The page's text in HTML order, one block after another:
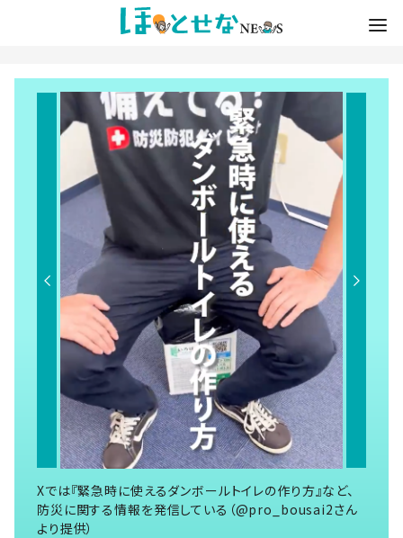
Xでは『緊急時に使えるダンボールトイレの作り方』など、
防災に関する情報を発信している（@pro_bousai2さん
より提供）